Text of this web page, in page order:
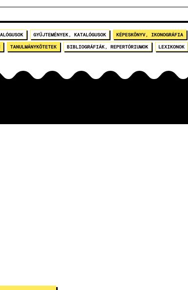
GYŰJTEMÉNYEK, KATALÓGUSOK KÉPESKÖNYV, IKONOGRÁFIA
TANULMÁNYKÖTETEK BIBLIOGRÁFIÁK, REPERTÓRIUMOK LEXIKONOK